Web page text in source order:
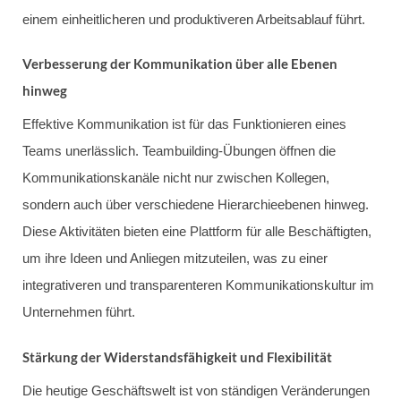
einem einheitlicheren und produktiveren Arbeitsablauf führt.
Verbesserung der Kommunikation über alle Ebenen
hinweg
Effektive Kommunikation ist für das Funktionieren eines
Teams unerlässlich. Teambuilding-Übungen öffnen die
Kommunikationskanäle nicht nur zwischen Kollegen,
sondern auch über verschiedene Hierarchieebenen hinweg.
Diese Aktivitäten bieten eine Plattform für alle Beschäftigten,
um ihre Ideen und Anliegen mitzuteilen, was zu einer
integrativeren und transparenteren Kommunikationskultur im
Unternehmen führt.
Stärkung der Widerstandsfähigkeit und Flexibilität
Die heutige Geschäftswelt ist von ständigen Veränderungen